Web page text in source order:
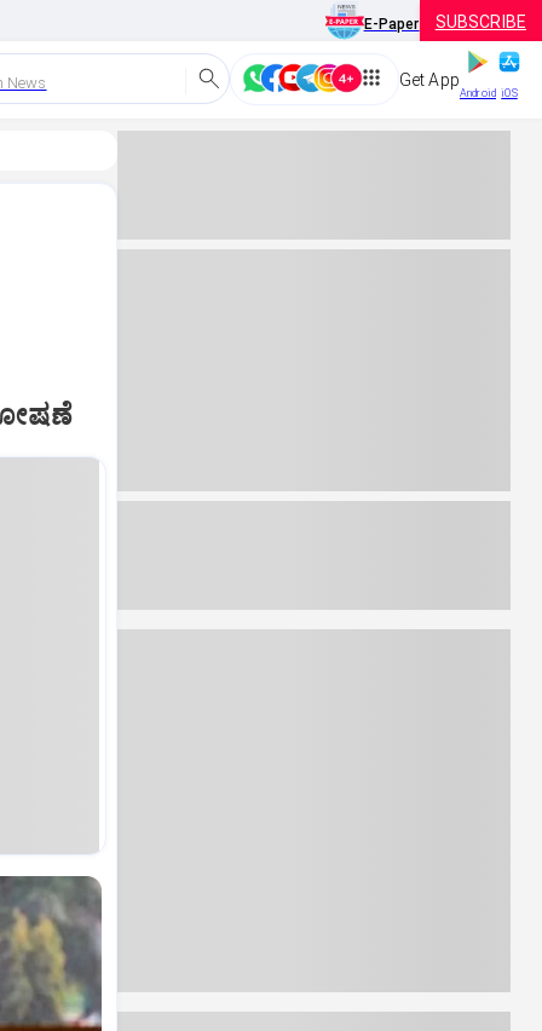
E-Paper SUBSCRIBE
News Get App
Android iOS